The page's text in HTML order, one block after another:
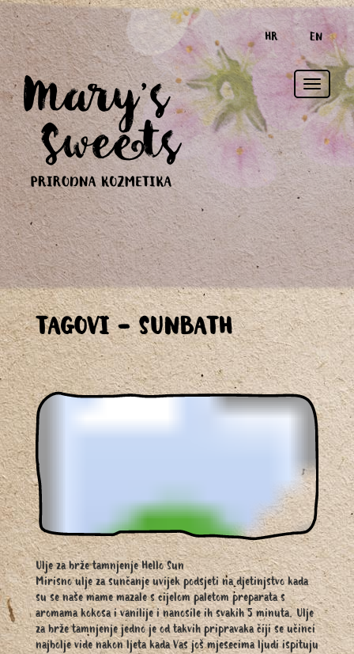
HR EN
Toggle
TAGOVI - SUNBATH
Ulje za brže tamnjenje Hello Sun
Mirisno ulje za sunčanje uvijek podsjeti na djetinjstvo kada
su se naše mame mazale s cijelom paletom preparata s
aromama kokosa i vanilije i nanosile ih svakih 5 minuta. Ulje
za brže tamnjenje jedno je od takvih pripravaka čiji se učinci
najbolje vide nakon ljeta kada Vas još mjesecima ljudi ispituju